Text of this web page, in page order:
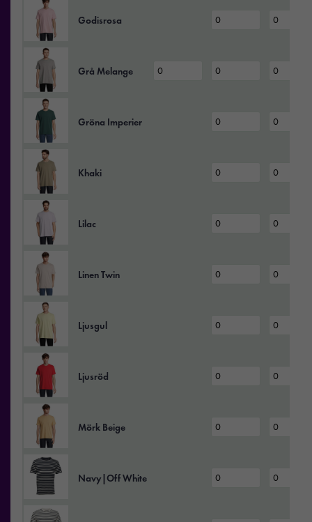
Godisrosa
Grå Melange
Gröna Imperier
Khaki
Lilac
Linen Twin
Ljusgul
Ljusröd
Mörk Beige
Navy|Off White